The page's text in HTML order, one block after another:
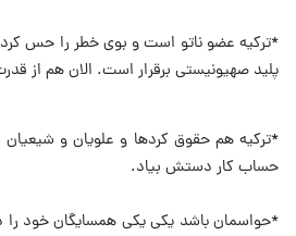
*ترکیه عضو ناتو است و بوی خطر را حس
پلید صهیونیستی برقرار است. الان هم از
*ترکیه هم حقوق کردها و علویان و شیعیان
حساب کار دستش بیاد.
*حواسمان باشد یکی یکی همسایگان خود